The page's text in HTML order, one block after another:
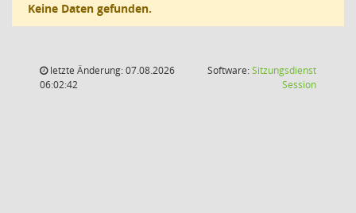
Keine Daten gefunden.
letzte Änderung: 07.08.2026
06:02:42
Software:Sitzungsdienst
Session(Wird in